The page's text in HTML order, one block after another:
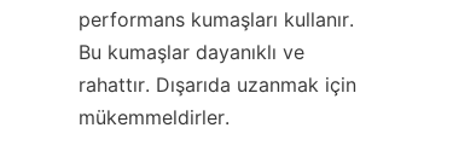
performans kumaşları kullanır.
Bu kumaşlar dayanıklı ve
rahattır. Dışarıda uzanmak için
mükemmeldirler.